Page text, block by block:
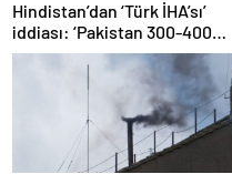
Hindistan’dan ‘Türk İHA’sı’
iddiası: ‘Pakistan 300-400
tanesi ile 36 noktaya sızdı’